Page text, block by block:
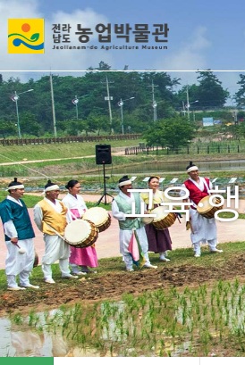
전
남
광
주
통
합
특
별
시
농
업
박
물
교육·